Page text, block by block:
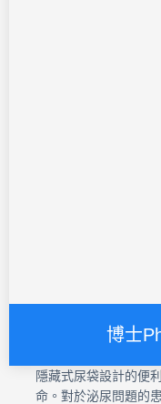
博士
隱藏式尿袋設計的便
命。對於泌尿問題的